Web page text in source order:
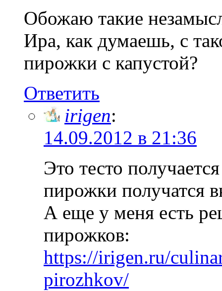
Обожаю такие
Ира, как думаешь, с
пирожки с капустой?
Ответить
irigen:
14.09.2012 в 21:36
Это тесто
пирожки получатся
А еще у меня есть
пирожков:
https://irigen.ru/
pirozhkov/